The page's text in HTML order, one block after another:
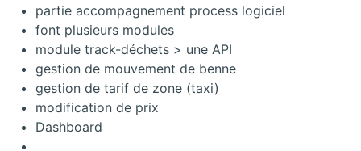
partie accompagnement process logiciel
font plusieurs modules
module track-déchets > une API
gestion de mouvement de benne
gestion de tarif de zone (taxi)
modification de prix
Dashboard